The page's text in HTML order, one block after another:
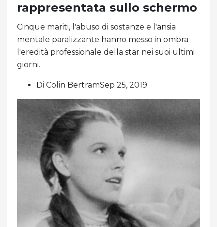
rappresentata sullo schermo
Cinque mariti, l'abuso di sostanze e l'ansia
mentale paralizzante hanno messo in ombra
l'eredità professionale della star nei suoi ultimi
giorni.
Di Colin BertramSep 25, 2019